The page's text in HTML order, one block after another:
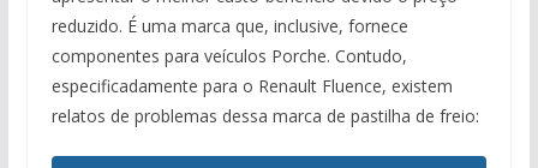
reduzido. É uma marca que, inclusive, fornece
componentes para veículos Porche. Contudo,
especificadamente para o Renault Fluence, existem
relatos de problemas dessa marca de pastilha de freio: